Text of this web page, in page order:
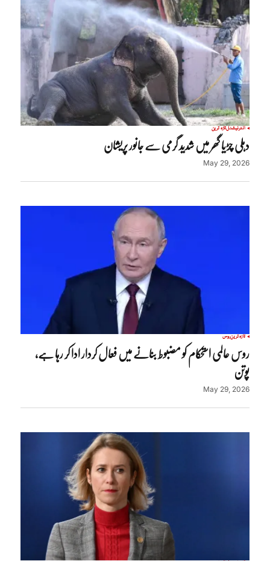
انٹرنیشنلتازہ ترین
دہلی چڑیا گھر میں شدید گرمی سے جانور پریشان
May 29, 2026
تازہ ترینروس
روس عالمی استحکام کو مضبوط بنانے میں فعال کردار ادا کر رہا ہے،
پوتن
May 29, 2026